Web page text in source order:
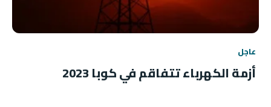
عاجل
أزمة الكهرباء تتفاقم في كوبا 2023